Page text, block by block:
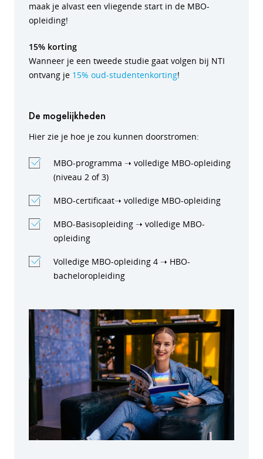
maak je alvast een vliegende start in de MBO-
opleiding!
15% korting
Wanneer je een tweede studie gaat volgen bij NTI
ontvang je 15% oud-studentenkorting!
De mogelijkheden
Hier zie je hoe je zou kunnen doorstromen:
MBO-programma ➝ volledige MBO-opleiding
(niveau 2 of 3)
MBO-certificaat➝ volledige MBO-opleiding
MBO-Basisopleiding ➝ volledige MBO-
opleiding
Volledige MBO-opleiding 4 ➝ HBO-
bacheloropleiding